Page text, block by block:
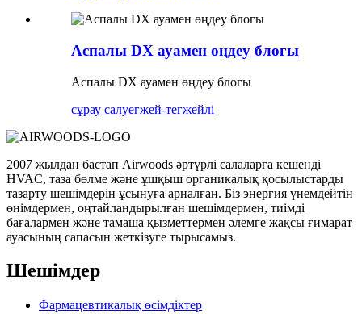
Аспалы DX ауамен өңдеу блогы
Аспалы DX ауамен өңдеу блогы
сұрау салуегжей-тегжейлі
2007 жылдан бастап Airwoods әртүрлі салаларға кешенді
HVAC, таза бөлме және ұшқыш органикалық қосылыстарды
тазарту шешімдерін ұсынуға арналған. Біз энергия үнемдейтін
өнімдермен, оңтайландырылған шешімдермен, тиімді
бағалармен және тамаша қызметтермен әлемге жақсы ғимарат
ауасының сапасын жеткізуге тырысамыз.
Шешімдер
Фармацевтикалық өсімдіктер